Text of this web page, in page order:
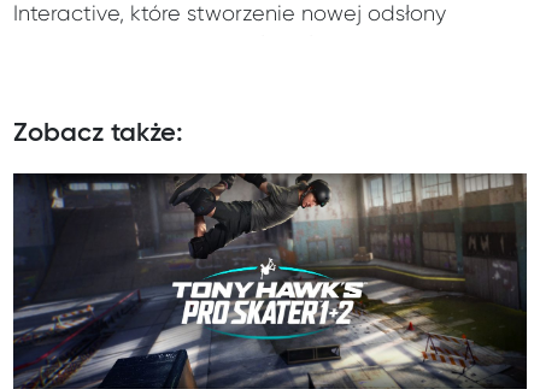
Interactive, które stworzenie nowej odsłony
PlayStation 4.
Zobacz także: